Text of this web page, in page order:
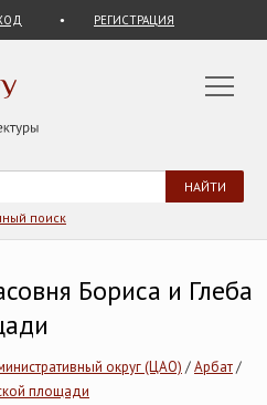
РЕГИСТРАЦИЯ
поиск
Бориса и Глеба
округ (ЦАО) /Арбат/
площади